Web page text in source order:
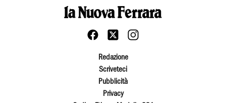
Redazione
Scriveteci
Pubblicità
Privacy